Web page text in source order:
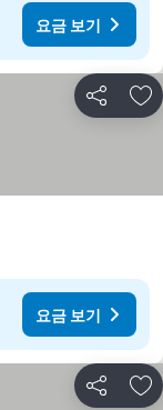
요금 보기
공유 즐
요금 보기
공유 즐